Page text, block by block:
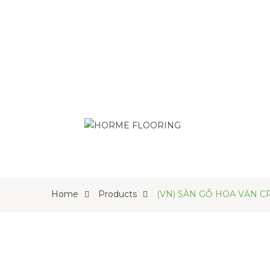
Home Products (VN) SÀN GỖ HOA VĂN